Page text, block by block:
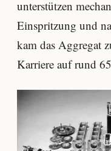
unterstützen
Einspritzung und
kam das Aggregat
Karriere auf rund